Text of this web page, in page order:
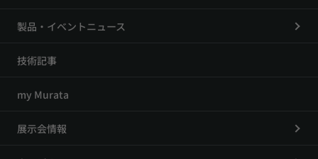
製品・イベントニュース
技術記事
my Murata
展示会情報